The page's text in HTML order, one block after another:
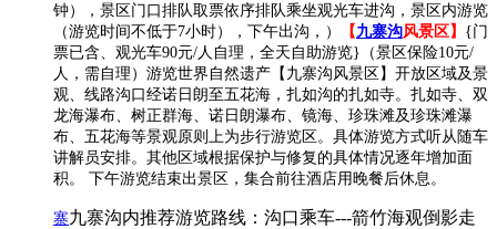
钟），景区门口排队取票依序排队乘坐观光车进沟，景区内游览
（游览时间不低于7小时），下午出沟，）
【 九寨沟风景区】 {门
票已含、观光车90元/人自理，全天自助游览}（景区保险10元/
人，需自理）游览世界自然遗产【九寨沟风景区】开放区域及景
观、线路沟口经诺日朗至五花海，扎如沟的扎如寺。扎如寺、双
龙海瀑布、树正群海、诺日朗瀑布、镜海、珍珠滩及珍珠滩瀑
布、五花海等景观原则上为步行游览区。具体游览方式听从随车
讲解员安排。其他区域根据保护与修复的具体情况逐年增加面
积。 下午游览结束出景区，集合前往酒店用晚餐后休息。
寨九寨沟内推荐游览路线：沟口乘车---箭竹海观倒影走